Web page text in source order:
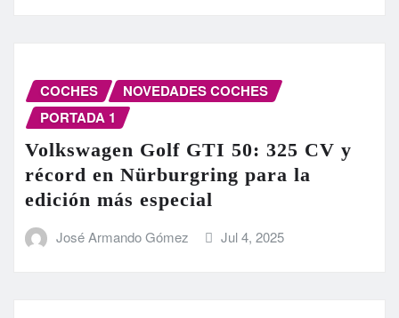
COCHES
NOVEDADES COCHES
PORTADA 1
Volkswagen Golf GTI 50: 325 CV y
récord en Nürburgring para la
edición más especial
José Armando Gómez Jul 4, 2025